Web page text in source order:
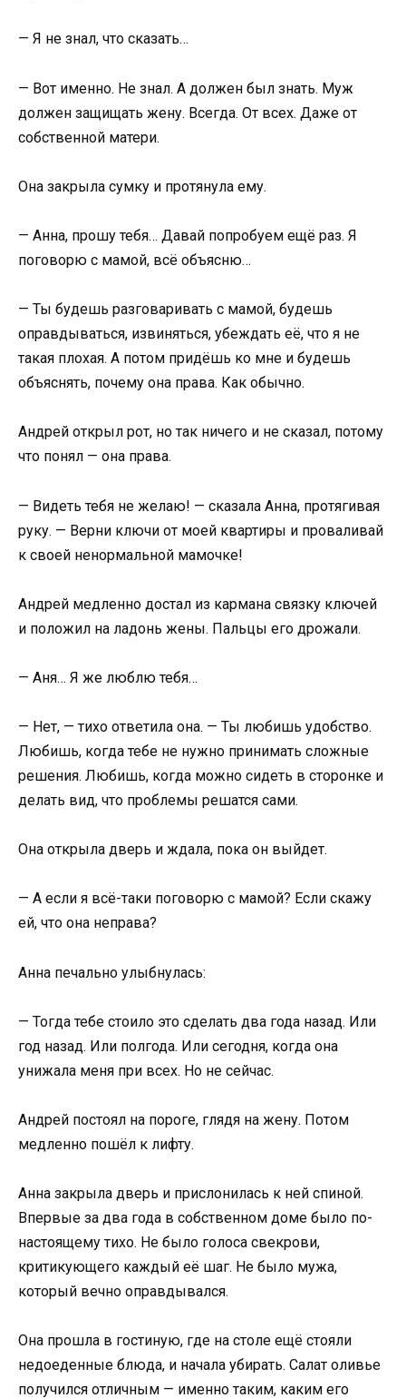
— Я не знал, что сказать…
— Вот именно. Не знал. А должен был знать. Муж
должен защищать жену. Всегда. От всех. Даже от
собственной матери.
Она закрыла сумку и протянула ему.
— Анна, прошу тебя… Давай попробуем ещё раз. Я
поговорю с мамой, всё объясню…
— Ты будешь разговаривать с мамой, будешь
оправдываться, извиняться, убеждать её, что я не
такая плохая. А потом придёшь ко мне и будешь
объяснять, почему она права. Как обычно.
Андрей открыл рот, но так ничего и не сказал, потому
что понял — она права.
— Видеть тебя не желаю! — сказала Анна, протягивая
руку. — Верни ключи от моей квартиры и проваливай
к своей ненормальной мамочке!
Андрей медленно достал из кармана связку ключей
и положил на ладонь жены. Пальцы его дрожали.
— Аня… Я же люблю тебя…
— Нет, — тихо ответила она. — Ты любишь удобство.
Любишь, когда тебе не нужно принимать сложные
решения. Любишь, когда можно сидеть в сторонке и
делать вид, что проблемы решатся сами.
Она открыла дверь и ждала, пока он выйдет.
— А если я всё-таки поговорю с мамой? Если скажу
ей, что она неправа?
Анна печально улыбнулась:
— Тогда тебе стоило это сделать два года назад. Или
год назад. Или полгода. Или сегодня, когда она
унижала меня при всех. Но не сейчас.
Андрей постоял на пороге, глядя на жену. Потом
медленно пошёл к лифту.
Анна закрыла дверь и прислонилась к ней спиной.
Впервые за два года в собственном доме было по-
настоящему тихо. Не было голоса свекрови,
критикующего каждый её шаг. Не было мужа,
который вечно оправдывался.
Она прошла в гостиную, где на столе ещё стояли
недоеденные блюда, и начала убирать. Салат оливье
получился отличным — именно таким, каким его